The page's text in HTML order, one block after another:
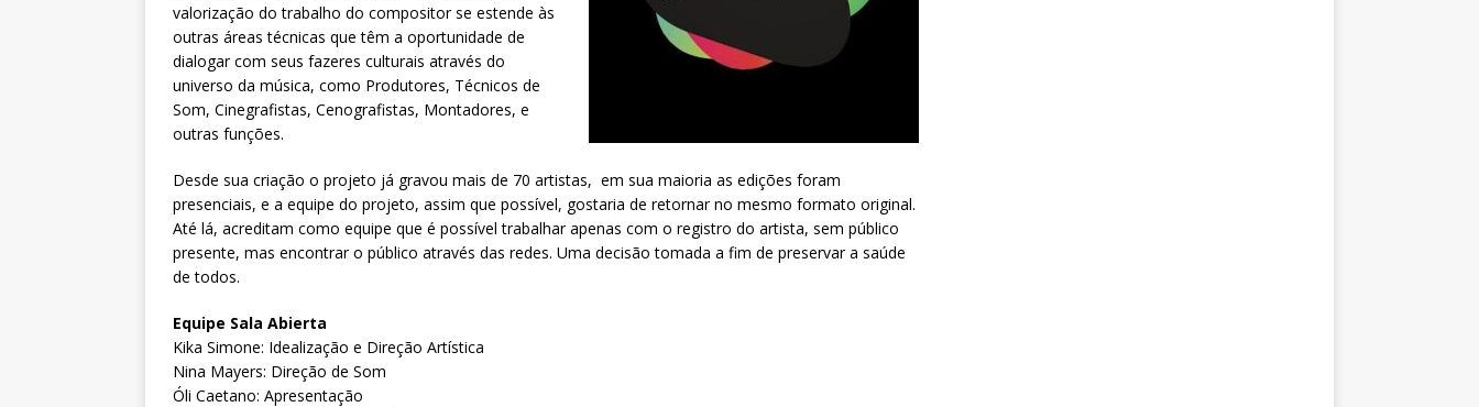
valorização do trabalho do compositor se estende às
outras áreas técnicas que têm a oportunidade de
dialogar com seus fazeres culturais através do
universo da música, como Produtores, Técnicos de
Som, Cinegrafistas, Cenografistas, Montadores, e
outras funções.
Desde sua criação o projeto já gravou mais de 70 artistas, em sua maioria as edições foram
presenciais, e a equipe do projeto, assim que possível, gostaria de retornar no mesmo formato original.
Até lá, acreditam como equipe que é possível trabalhar apenas com o registro do artista, sem público
presente, mas encontrar o público através das redes. Uma decisão tomada a fim de preservar a saúde
de todos.
Equipe Sala Abierta
Kika Simone: Idealização e Direção Artística
Nina Mayers: Direção de Som
Óli Caetano: Apresentação